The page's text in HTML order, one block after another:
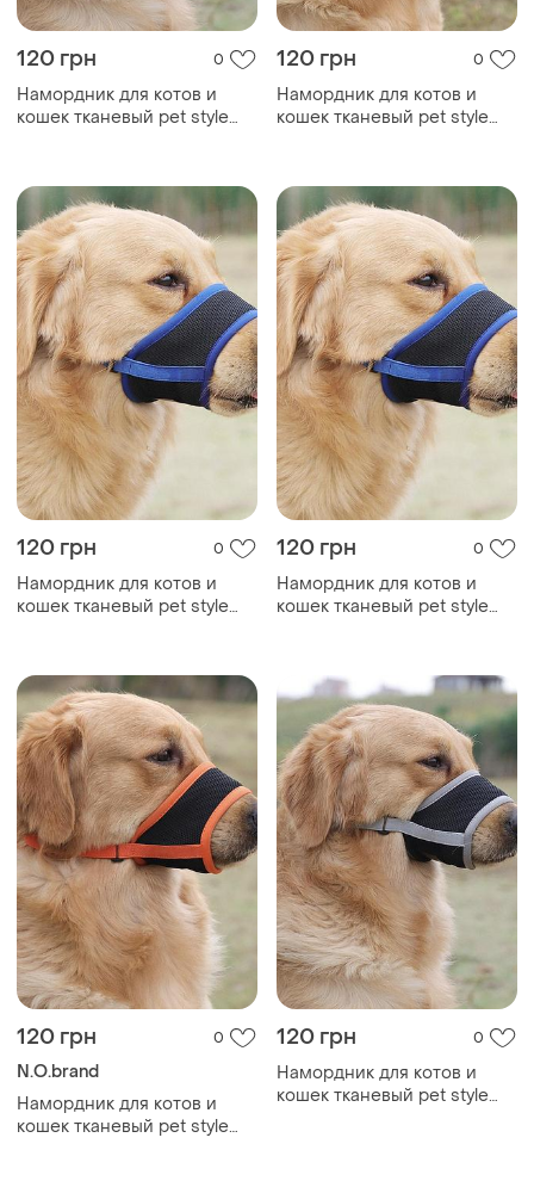
120 грн 0
Намордник для котов и
кошек тканевый pet style
120 грн 0
Намордник для котов и
кошек тканевый pet style
120 грн 0
Намордник для котов и
кошек тканевый pet style
120 грн 0
Намордник для котов и
кошек тканевый pet style
120 грн 0
N.O.brand
Намордник для котов и
кошек тканевый pet style
120 грн 0
Намордник для котов и
кошек тканевый pet style